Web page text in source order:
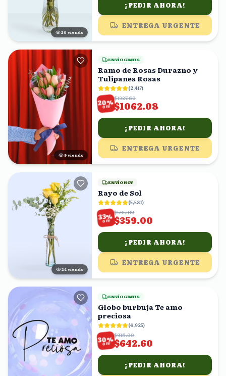
19 viendo
¡PEDIR AHORA!
ENTREGA URGENTE
9 viendo
ENVÍO GRATIS
Ramo de Rosas Durazno y
Tulipanes Rosas
(2,417)
20%
OFF
$1327.60
$1062.08
¡PEDIR AHORA!
ENTREGA URGENTE
25 viendo
ENVÍO HOY
Rayo de Sol
(5,581)
33%
OFF
$535.82
$359.00
¡PEDIR AHORA!
ENTREGA URGENTE
ENVÍO GRATIS
Globo burbuja Te amo
preciosa
(4,925)
30%
OFF
$918.00
$642.60
¡PEDIR AHORA!